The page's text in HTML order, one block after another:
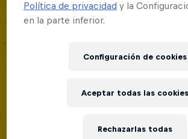
Lima, Peru
Red Bull Batalla Nueva
MC BATTLE
Política de privacidad y la
en la parte inferior.
Configuración de cookies
Rechazarlas todas
Aceptar todas las cookies